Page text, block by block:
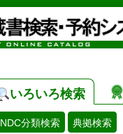
いろいろ検索
NDC分類検索 典拠検索